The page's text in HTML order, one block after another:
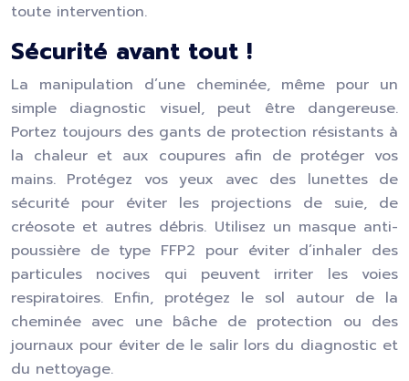
toute intervention.
Sécurité avant tout !
La manipulation d’une cheminée, même pour un
simple diagnostic visuel, peut être dangereuse.
Portez toujours des gants de protection résistants à
la chaleur et aux coupures afin de protéger vos
mains. Protégez vos yeux avec des lunettes de
sécurité pour éviter les projections de suie, de
créosote et autres débris. Utilisez un masque anti-
poussière de type FFP2 pour éviter d’inhaler des
particules nocives qui peuvent irriter les voies
respiratoires. Enfin, protégez le sol autour de la
cheminée avec une bâche de protection ou des
journaux pour éviter de le salir lors du diagnostic et
du nettoyage.